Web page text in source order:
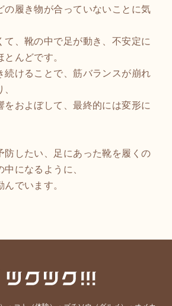
の履き物が合っていないことに気
て、靴の中で足が動き、不安定に
んどです。
続けることで、筋バランスが崩れ
をおよぼして、最終的には変形に
防したい、足にあった靴を履くの
になるように、
でいます。